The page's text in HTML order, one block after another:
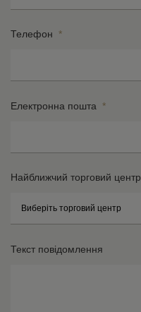
Телефон *
Електронна пошта *
Найближчий торговий центр
Текст повідомлення